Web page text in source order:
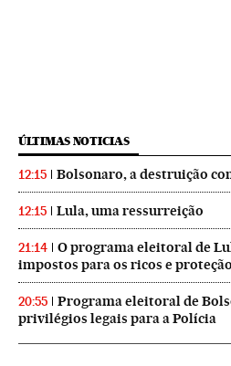
ÚLTIMAS NOTICIAS
12:15 Bolsonaro, a destruição
12:15 Lula, uma ressurreição
21:14
O programa eleitoral de
impostos para os ricos e
20:55
Programa eleitoral de
privilégios legais para a Polícia